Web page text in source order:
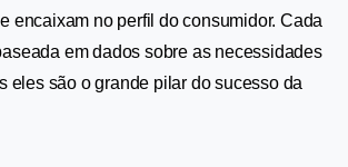
encaixam no perfil do consumidor. Cada
em dados sobre as necessidades
eles são o grande pilar do sucesso da